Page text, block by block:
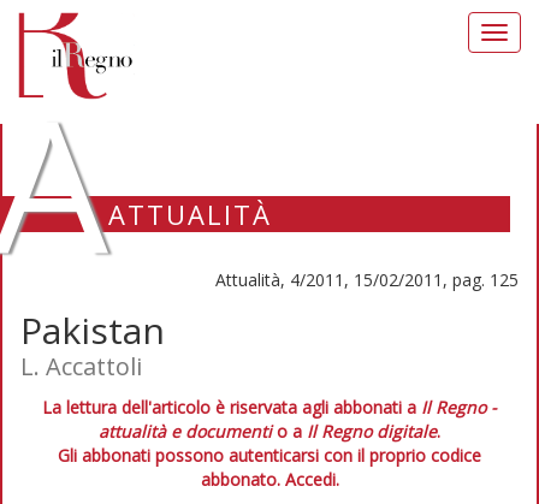
ATTUALITÀ
Attualità, 4/2011, 15/02/2011, pag. 125
Pakistan
L. Accattoli
La lettura dell'articolo è riservata agli abbonati a Il Regno -
attualità e documentio a Il Regno digitale.
Gli abbonati possono autenticarsi con il proprio codice
abbonato. Accedi.